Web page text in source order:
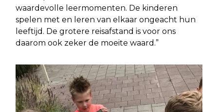
waardevolle leermomenten. De kinderen
spelen met en leren van elkaar ongeacht hun
leeftijd. De grotere reisafstand is voor ons
daarom ook zeker de moeite waard.”